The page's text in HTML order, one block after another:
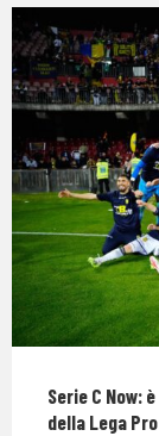
Serie C Now:
della Lega Pro